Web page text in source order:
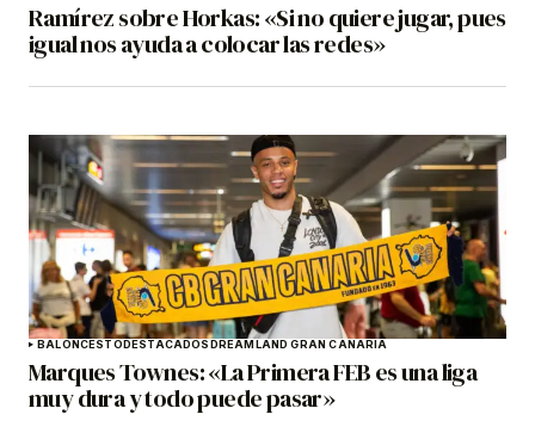
Ramírez sobre Horkas: «Si no quiere jugar, pues
igual nos ayuda a colocar las redes»
BALONCESTODESTACADOSDREAMLAND GRAN CANARIA
Marques Townes: «La Primera FEB es una liga
muy dura y todo puede pasar»